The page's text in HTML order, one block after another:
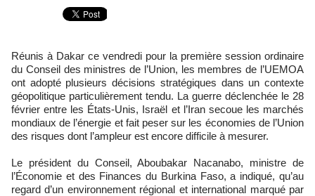
Réunis à Dakar ce vendredi pour la première session ordinaire
du Conseil des ministres de l’Union, les membres de l’UEMOA
ont adopté plusieurs décisions stratégiques dans un contexte
géopolitique particulièrement tendu. La guerre déclenchée le 28
février entre les États-Unis, Israël et l’Iran secoue les marchés
mondiaux de l’énergie et fait peser sur les économies de l’Union
des risques dont l’ampleur est encore difficile à mesurer.
Le président du Conseil, Aboubakar Nacanabo, ministre de
l’Économie et des Finances du Burkina Faso, a indiqué, qu’au
regard d’un environnement régional et international marqué par